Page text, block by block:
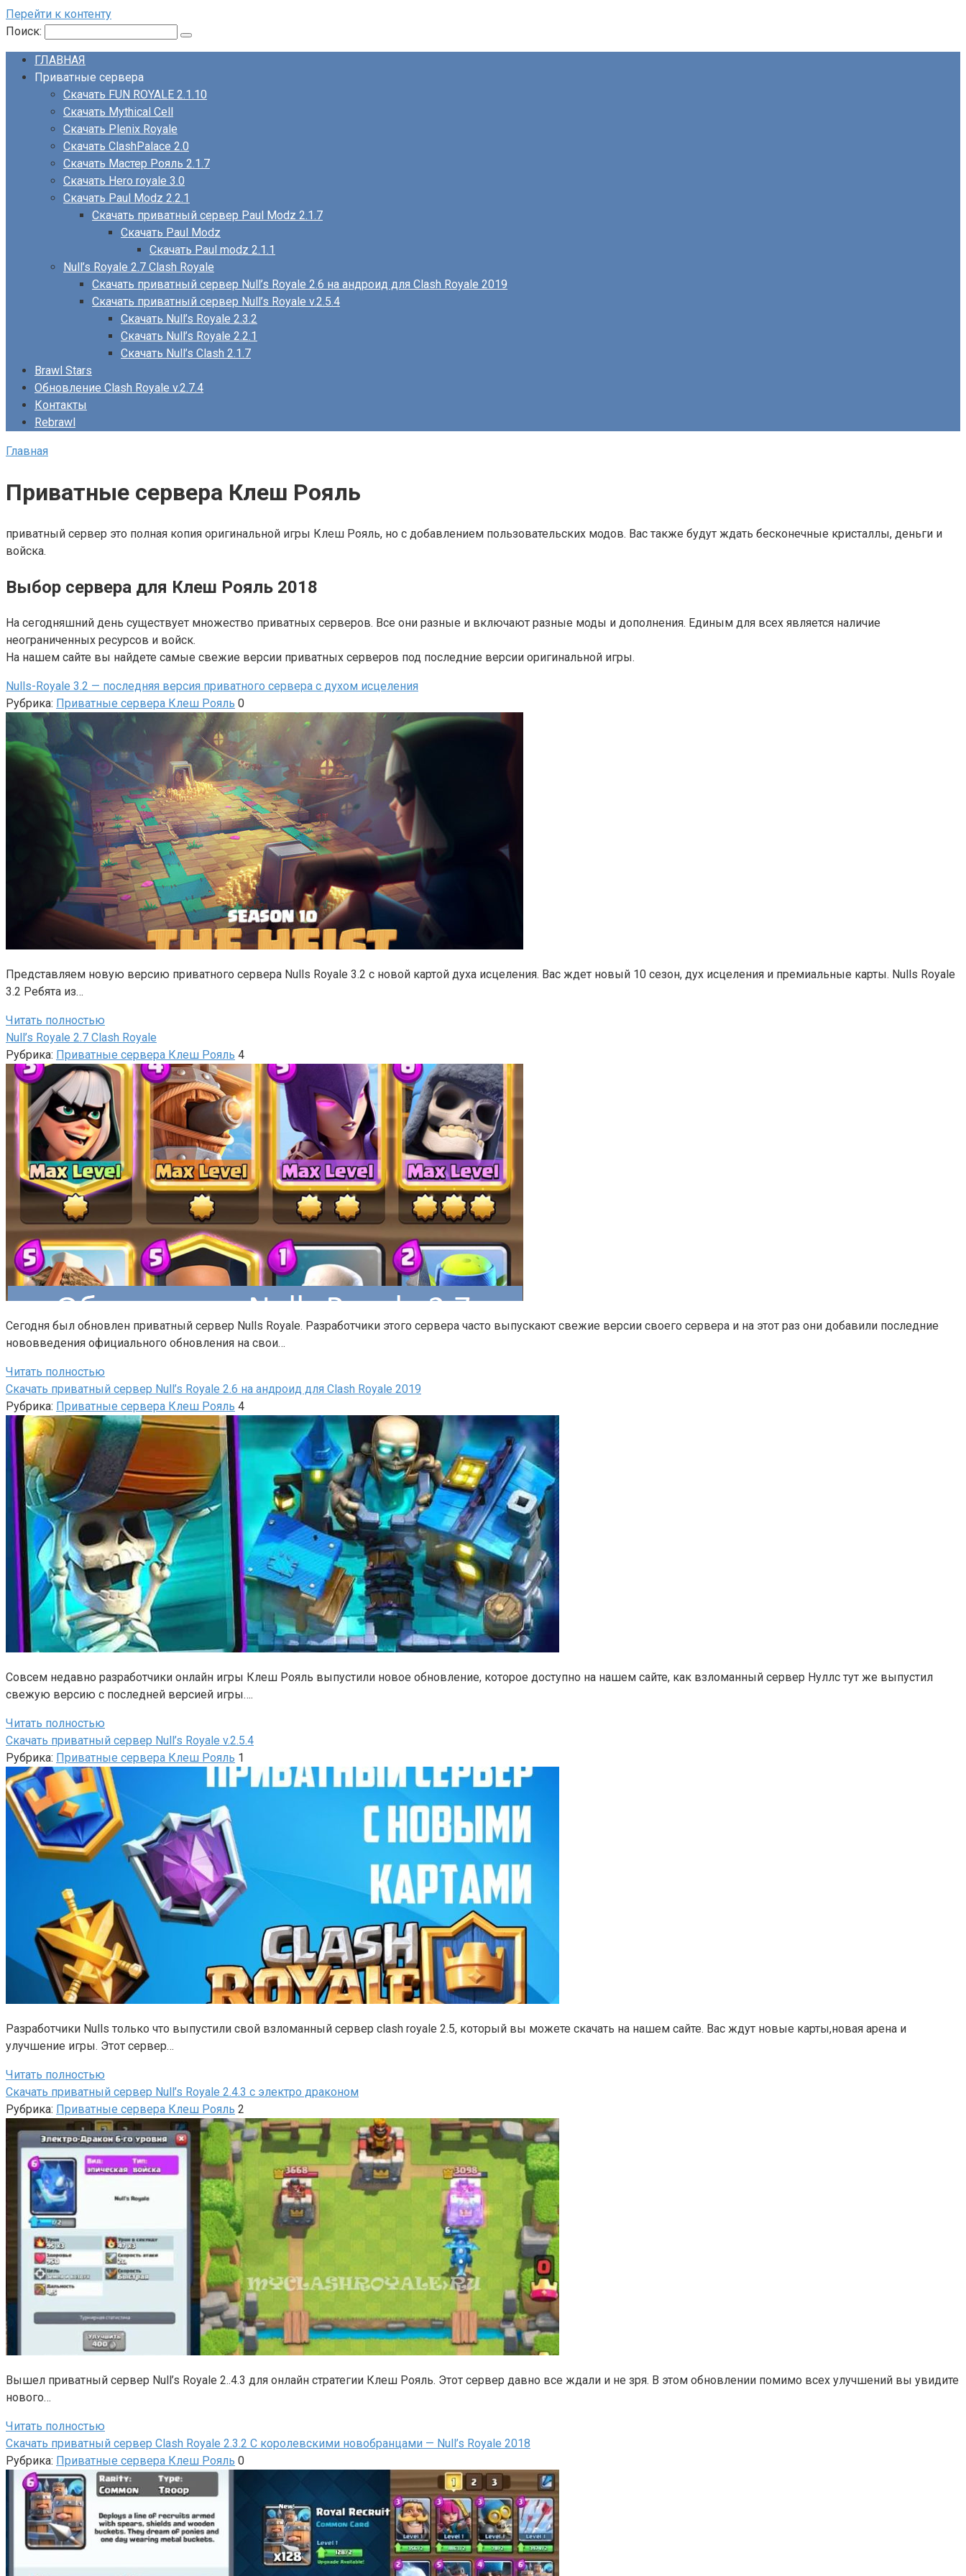
Перейти к контенту
Поиск:
ГЛАВНАЯ
Приватные сервера
Скачать FUN ROYALE 2.1.10
Скачать Mythical Cell
Скачать Plenix Royale
Скачать ClashPalace 2.0
Скачать Мастер Рояль 2.1.7
Скачать Hero royale 3.0
Скачать Paul Modz 2.2.1
Скачать приватный сервер Paul Modz 2.1.7
Скачать Paul Modz
Скачать Paul modz 2.1.1
Null’s Royale 2.7 Clash Royale
Скачать приватный сервер Null’s Royale 2.6 на андроид для Clash Royale 2019
Скачать приватный сервер Null’s Royale v.2.5.4
Скачать Null’s Royale 2.3.2
Скачать Null’s Royale 2.2.1
Скачать Null’s Clash 2.1.7
Brawl Stars
Обновление Clash Royale v.2.7.4
Контакты
Rebrawl
Главная
Приватные сервера Клеш Рояль
приватный сервер это полная копия оригинальной игры Клеш Рояль, но с добавлением пользовательских модов. Вас также будут ждать бесконечные кристаллы, деньги и
войска.
Выбор сервера для Клеш Рояль 2018
На сегодняшний день существует множество приватных серверов. Все они разные и включают разные моды и дополнения. Единым для всех является наличие
неограниченных ресурсов и войск.
На нашем сайте вы найдете самые свежие версии приватных серверов под последние версии оригинальной игры.
Nulls-Royale 3.2 — последняя версия приватного сервера с духом исцеления
Рубрика: Приватные сервера Клеш Рояль 0
Представляем новую версию приватного сервера Nulls Royale 3.2 с новой картой духа исцеления. Вас ждет новый 10 сезон, дух исцеления и премиальные карты. Nulls Royale
3.2 Ребята из…
Читать полностью
Null’s Royale 2.7 Clash Royale
Рубрика: Приватные сервера Клеш Рояль 4
Сегодня был обновлен приватный сервер Nulls Royale. Разработчики этого сервера часто выпускают свежие версии своего сервера и на этот раз они добавили последние
нововведения официального обновления на свои…
Читать полностью
Скачать приватный сервер Null’s Royale 2.6 на андроид для Clash Royale 2019
Рубрика: Приватные сервера Клеш Рояль 4
Совсем недавно разработчики онлайн игры Клеш Рояль выпустили новое обновление, которое доступно на нашем сайте, как взломанный сервер Нуллс тут же выпустил
свежую версию с последней версией игры….
Читать полностью
Скачать приватный сервер Null’s Royale v.2.5.4
Рубрика: Приватные сервера Клеш Рояль 1
Разработчики Nulls только что выпустили свой взломанный сервер clash royale 2.5, который вы можете скачать на нашем сайте. Вас ждут новые карты,новая арена и
улучшение игры. Этот сервер…
Читать полностью
Скачать приватный сервер Null’s Royale 2.4.3 с электро драконом
Рубрика: Приватные сервера Клеш Рояль 2
Вышел приватный сервер Null’s Royale 2..4.3 для онлайн стратегии Клеш Рояль. Этот сервер давно все ждали и не зря. В этом обновлении помимо всех улучшений вы увидите
нового…
Читать полностью
Скачать приватный сервер Clash Royale 2.3.2 С королевскими новобранцами — Null’s Royale 2018
Рубрика: Приватные сервера Клеш Рояль 0